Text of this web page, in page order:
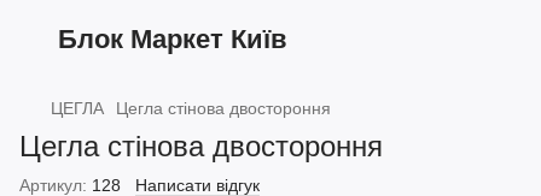
Блок Маркет Київ
ЦЕГЛА Цегла стінова двостороння
Цегла стінова двостороння
Артикул: 128 Написати відгук